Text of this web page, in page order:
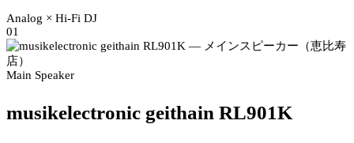
Analog × Hi-Fi DJ
01
Main Speaker
musikelectronic geithain RL901K